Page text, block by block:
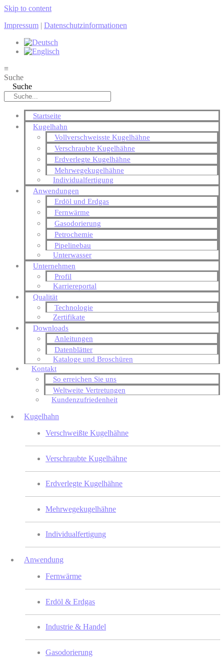
Skip to content
Impressum | Datenschutzinformationen
≡
Suche
Suche
Startseite
Kugelhahn
Vollverschweisste Kugelhähne
Verschraubte Kugelhähne
Erdverlegte Kugelhähne
Mehrwegekugelhähne
Individualfertigung
Anwendungen
Erdöl und Erdgas
Fernwärme
Gasodorierung
Petrochemie
Pipelinebau
Unterwasser
Unternehmen
Profil
Karriereportal
Qualität
Technologie
Zertifikate
Downloads
Anleitungen
Datenblätter
Kataloge und Broschüren
Kontakt
So erreichen Sie uns
Weltweite Vertretungen
Kundenzufriedenheit
Kugelhahn
Verschweißte Kugelhähne
Verschraubte Kugelhähne
Erdverlegte Kugelhähne
Mehrwegekugelhähne
Individualfertigung
Anwendung
Fernwärme
Erdöl & Erdgas
Industrie & Handel
Gasodorierung